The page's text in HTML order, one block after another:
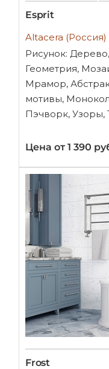
Esprit
Altacera (Россия)
Рисунок:
Геометрия,
Мрамор,
мотивы,
Пэчворк, Узоры,
Цена от 1 390
Frost